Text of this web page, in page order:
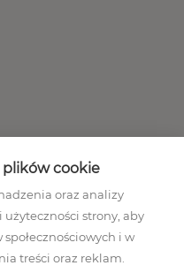
plików cookie
oraz analizy
strony, aby
i w
treści oraz reklam.